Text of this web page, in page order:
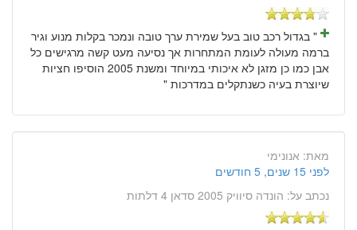
" בגדול רכב טוב בעל שמירת ערך טובה ונמכר בקלות מנוע וגיר
ברמה מעולה לעומת המתחרות אך נסיעה מעט קשה מרגישים כל
אבן כמו כן מזגן לא איכותי במיוחד ומשנת 2005 הוסיפו חציות
שיוצרת בעיה כשנתקלים במדרכות "
מאת: אנונימי
לפני 15 שנים, 5 חודשים
נכתב על: הונדה סיוויק 2005 סדאן 4 דלתות